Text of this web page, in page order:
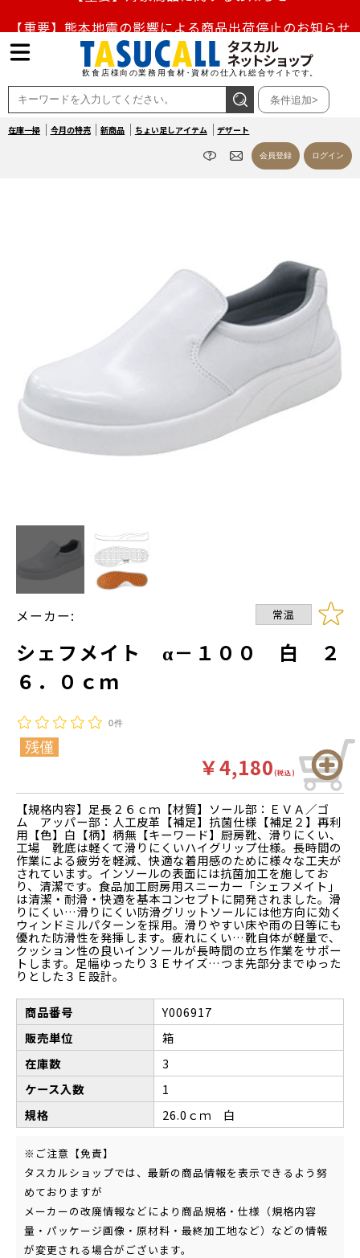
熊本県熊本地方を震源とする地震の影響によるお荷物のお
届け遅延について
お盆の営業について
【重要】対象商品に関するお知らせ
条件追加>
在庫一掃 今月の特売 新商品 ちょい足しアイテム デザート
会員登録 ログイン
メーカー: 常温
シェフメイト α－１００ 白 ２
６．０ｃｍ
0件
￥4,180(税込)
【規格内容】足長２６ｃｍ【材質】ソール部：ＥＶＡ／ゴ
ム アッパー部：人工皮革【補足】抗菌仕様【補足２】再利
用【色】白【柄】柄無【キーワード】厨房靴、滑りにくい、
工場 靴底は軽くて滑りにくいハイグリップ仕様。長時間の
作業による疲労を軽減、快適な着用感のために様々な工夫が
されています。インソールの表面には抗菌加工を施してお
り、清潔です。食品加工厨房用スニーカー「シェフメイト」
は清潔・耐滑・快適を基本コンセプトに開発されました。滑
りにくい…滑りにくい防滑グリットソールには他方向に効く
ウィンドミルパターンを採用。滑りやすい床や雨の日等にも
優れた防滑性を発揮します。疲れにくい…靴自体が軽量で、
クッション性の良いインソールが長時間の立ち作業をサポー
トします。足幅ゆったり３Ｅサイズ…つま先部分までゆった
りとした３Ｅ設計。
商品番号
Y006917
販売単位
箱
在庫数
3
ケース入数
1
規格
26.0ｃｍ 白
※ご注意【免責】
タスカルショップでは、最新の商品情報を表示できるよう努
めておりますが
メーカーの改廃情報などにより商品規格・仕様（規格内容
量・パッケージ画像・原材料・最終加工地など）などの情報
が変更される場合がございます。